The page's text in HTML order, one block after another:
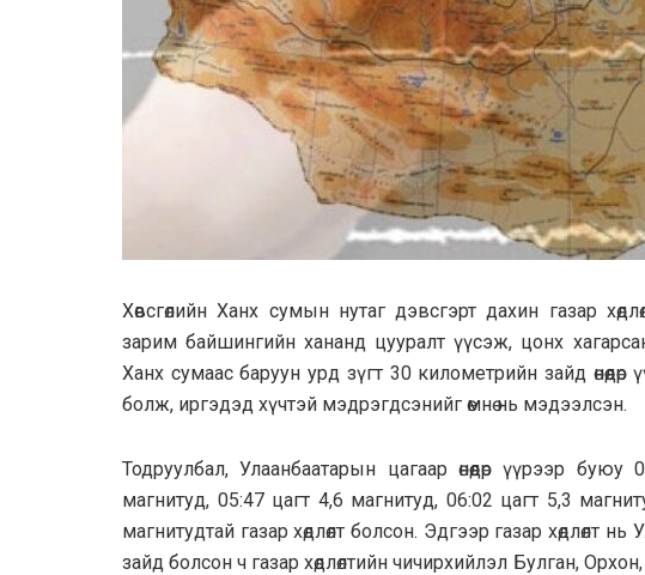
Хөвсгөлийн Ханх сумын нутаг дэвсгэрт дахин газар
зарим байшингийн хананд цууралт үүсэж, цонх
Ханх сумаас баруун урд зүгт 30 километрийн зайд өнөөдөр
болж, иргэдэд хүчтэй мэдрэгдсэнийг өмнө нь мэдээлсэн.
Тодруулбал, Улаанбаатарын цагаар өнөөдөр үүрээр
магнитуд, 05:47 цагт 4,6 магнитуд, 06:02 цагт 5,3
магнитудтай газар хөдлөлт болсон. Эдгээр газар хөдлөлт
зайд болсон ч газар хөдлөлтийн чичирхийлэл Булган,